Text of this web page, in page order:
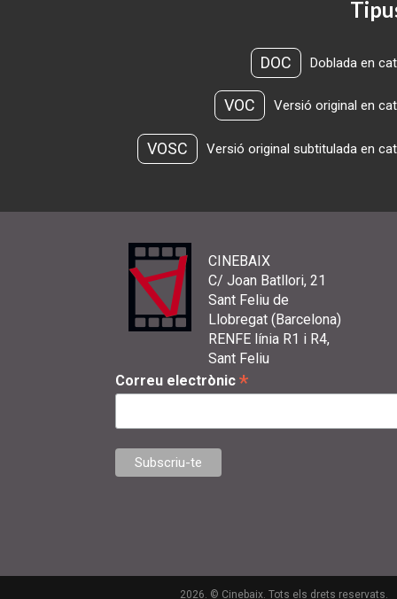
DOC Doblada en
VOC Versió original en
VOSC Versió original subtitulada en
CINEBAIX
C/ Joan Batllori, 21
Sant Feliu de
Llobregat (Barcelona)
RENFE línia R1 i R4,
Sant Feliu
Correu electrònic *
2026. © Cinebaix. Tots els drets reservats.